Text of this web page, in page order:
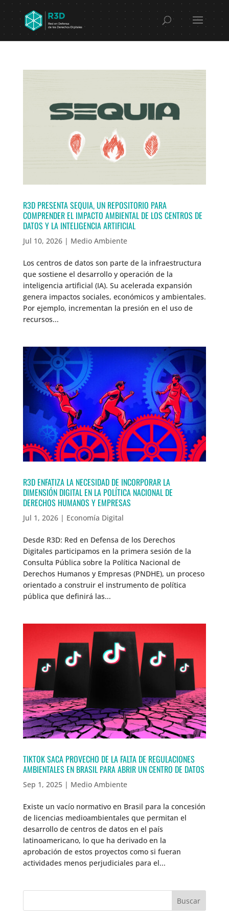
R3D PRESENTA SEQUIA, UN REPOSITORIO PARA
COMPRENDER EL IMPACTO AMBIENTAL DE LOS CENTROS DE
DATOS Y LA INTELIGENCIA ARTIFICIAL
Jul 10, 2026| Medio Ambiente
Los centros de datos son parte de la infraestructura
que sostiene el desarrollo y operación de la
inteligencia artificial (IA). Su acelerada expansión
genera impactos sociales, económicos y ambientales.
Por ejemplo, incrementan la presión en el uso de
recursos...
R3D ENFATIZA LA NECESIDAD DE INCORPORAR LA
DIMENSIÓN DIGITAL EN LA POLÍTICA NACIONAL DE
DERECHOS HUMANOS Y EMPRESAS
Jul 1, 2026| Economía Digital
Desde R3D: Red en Defensa de los Derechos
Digitales participamos en la primera sesión de la
Consulta Pública sobre la Política Nacional de
Derechos Humanos y Empresas (PNDHE), un proceso
orientado a construir el instrumento de política
pública que definirá las...
TIKTOK SACA PROVECHO DE LA FALTA DE REGULACIONES
AMBIENTALES EN BRASIL PARA ABRIR UN CENTRO DE DATOS
Sep 1, 2025| Medio Ambiente
Existe un vacío normativo en Brasil para la concesión
de licencias medioambientales que permitan el
desarrollo de centros de datos en el país
latinoamericano, lo que ha derivado en la
aprobación de estos proyectos como si fueran
actividades menos perjudiciales para el...